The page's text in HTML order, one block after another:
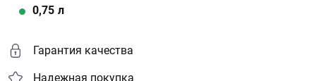
0,75 л
Гарантия качества
Надежная покупка